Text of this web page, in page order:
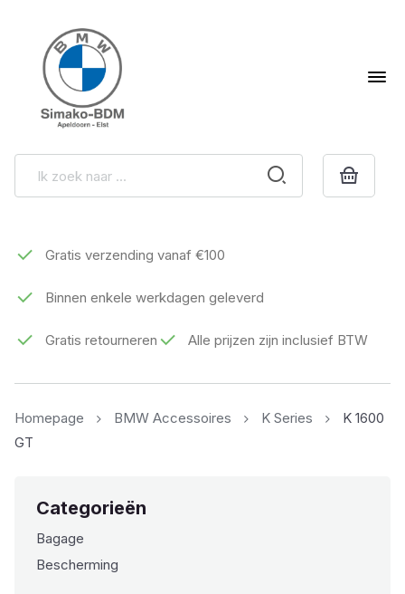
Gratis verzending vanaf €100
Binnen enkele werkdagen geleverd
Gratis retourneren Alle prijzen zijn inclusief BTW
Homepage BMW Accessoires K Series
K 1600
GT
Categorieën
Bagage
Bescherming